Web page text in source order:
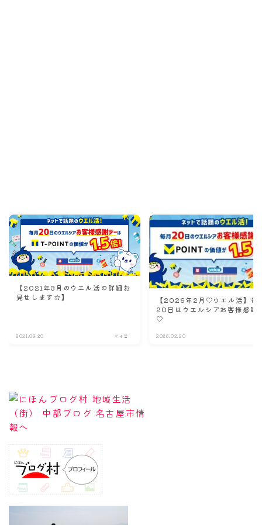
【2021年3月のウエル活の詳細お
見せします☆】
2021.03.20 ポイ活
【2026年2月♡ウエル活】毎
20日はウエルシアお客様感謝
♡
2026.02.20